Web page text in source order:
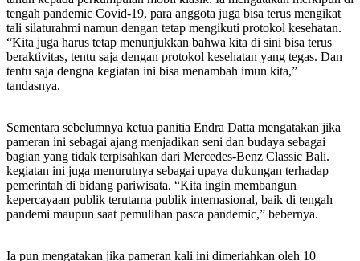
tengah pandemic Covid-19, para anggota juga bisa terus mengikat
tali silaturahmi namun dengan tetap mengikuti protokol kesehatan.
“Kita juga harus tetap menunjukkan bahwa kita di sini bisa terus
beraktivitas, tentu saja dengan protokol kesehatan yang tegas. Dan
tentu saja dengna kegiatan ini bisa menambah imun kita,”
tandasnya.
Sementara sebelumnya ketua panitia Endra Datta mengatakan jika
pameran ini sebagai ajang menjadikan seni dan budaya sebagai
bagian yang tidak terpisahkan dari Mercedes-Benz Classic Bali.
kegiatan ini juga menurutnya sebagai upaya dukungan terhadap
pemerintah di bidang pariwisata. “Kita ingin membangun
kepercayaan publik terutama publik internasional, baik di tengah
pandemi maupun saat pemulihan pasca pandemic,” bebernya.
Ia pun mengatakan jika pameran kali ini dimeriahkan oleh 10